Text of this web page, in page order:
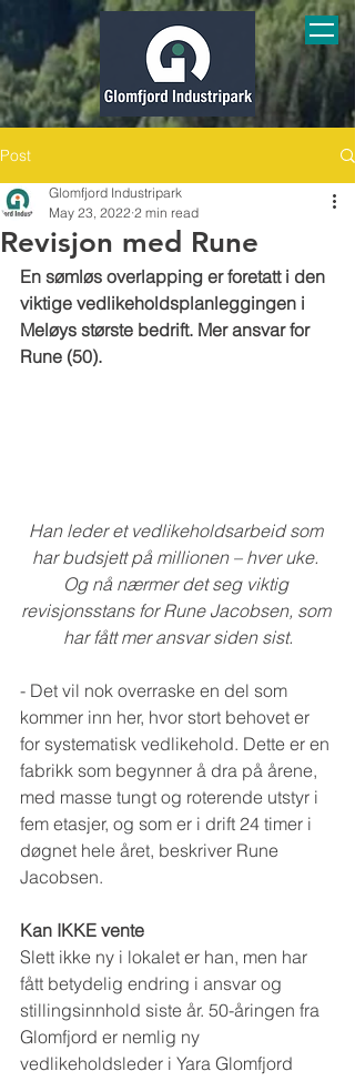
Post
Revisjon med Rune
Glomfjord Industripark
May 23, 2022 2 min read
En sømløs overlapping er foretatt i den
viktige vedlikeholdsplanleggingen i
Meløys største bedrift. Mer ansvar for
Rune (50).
Han leder et vedlikeholdsarbeid som
har budsjett på millionen – hver uke.
Og nå nærmer det seg viktig
revisjonsstans for Rune Jacobsen, som
har fått mer ansvar siden sist.
- Det vil nok overraske en del som
kommer inn her, hvor stort behovet er
for systematisk vedlikehold. Dette er en
fabrikk som begynner å dra på årene,
med masse tungt og roterende utstyr i
fem etasjer, og som er i drift 24 timer i
døgnet hele året, beskriver Rune
Jacobsen.
Kan IKKE vente
Slett ikke ny i lokalet er han, men har
fått betydelig endring i ansvar og
stillingsinnhold siste år. 50-åringen fra
Glomfjord er nemlig ny
vedlikeholdsleder i Yara Glomfjord